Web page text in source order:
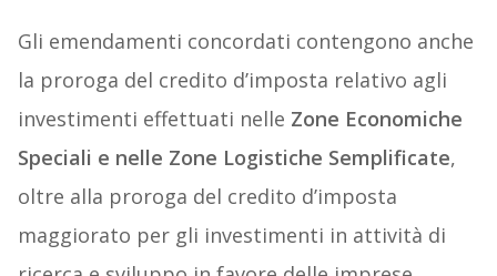
Gli emendamenti concordati contengono anche
la proroga del credito d’imposta relativo agli
investimenti effettuati nelle Zone Economiche
Speciali e nelle Zone Logistiche Semplificate,
oltre alla proroga del credito d’imposta
maggiorato per gli investimenti in attività di